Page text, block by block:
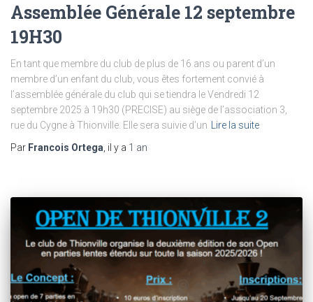
Assemblée Générale 12 septembre
19H30
En tant que membre du club de plus de 16 ans ou parent d’un
membre d’un enfant du club, vous êtes fortement convié à
l’assemblée générale du club qui se tiendra le Vendredi 12
septembre 2025 à 19h30 (PRECISE) au siège de l’association 3,
rue du Cygne à Thionville. Elle sera suivie d’un
Lire la suite
Par Francois Ortega , il y a 1 an